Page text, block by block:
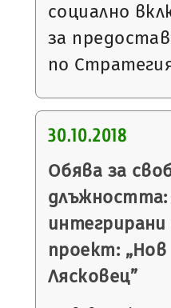
социално
за
по
30.10.2018
Обява за
длъжността:
интегрирани
проект:
Лясковец”